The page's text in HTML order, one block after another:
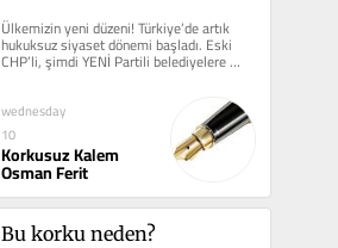
Ülkemizin yeni düzeni! Türkiye’de artık
hukuksuz siyaset dönemi başladı. Eski
CHP’li, şimdi YENİ Partili belediyelere
yönelik...
wednesday
10
Korkusuz Kalem
Osman Ferit
Bu korku neden?